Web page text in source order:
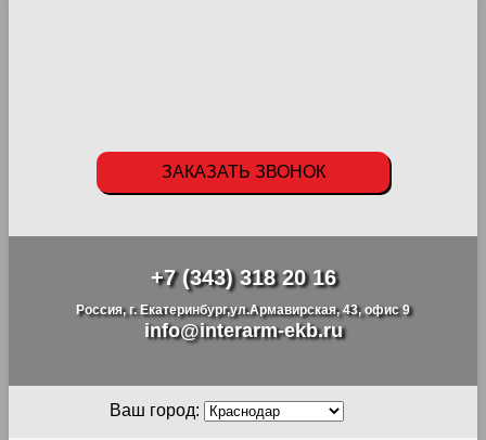
+7 (343) 318 20 16
Россия, г. Екатеринбург,ул.Армавирская, 43, офис 9
info@interarm-ekb.ru
ЗАКАЗАТЬ ЗВОНОК
Ваш город: